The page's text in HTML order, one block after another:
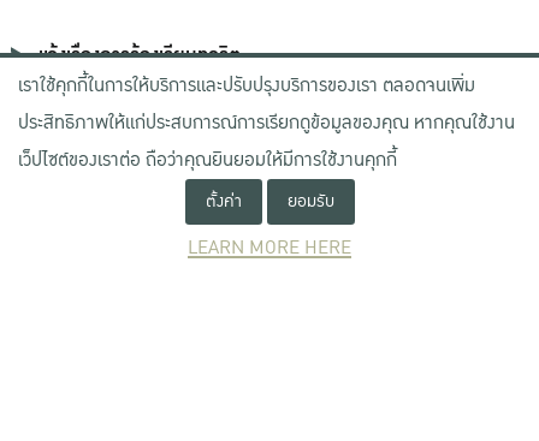
แจ้งเรื่องการร้องเรียนทุจริต
ช่องทางมหาวิทยาลัย
เกษตรศาสตร์
ช่องทางสำนักงาน ป.ป.ช.
ช่องทางสำนักงาน ป.ป.ท.
NEWCOMER
เราใช้คุกกี้ในการให้บริการและปรับปรุงบริการของเรา ตลอดจนเพิ่ม
ประสิทธิภาพให้แก่ประสบการณ์การเรียกดูข้อมูลของคุณ หากคุณใช้งาน
เว็ปไซต์ของเราต่อ ถือว่าคุณยินยอมให้มีการใช้งานคุกกี้
ตั้งค่า ยอมรับ
LEARN MORE HERE